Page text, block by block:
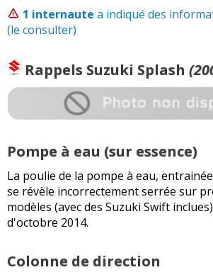
1 internaute a indiqué des
(le consulter)
Rappels Suzuki Splash
Pompe à eau (sur essence)
La poulie de la pompe à eau,
se révèle incorrectement serrée sur
modèles (avec des Suzuki Swift
d'octobre 2014.
Colonne de direction